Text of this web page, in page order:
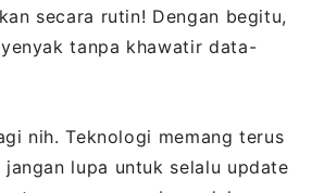
secara rutin! Dengan begitu,
tanpa khawatir data-
nih. Teknologi memang terus
lupa untuk selalu update